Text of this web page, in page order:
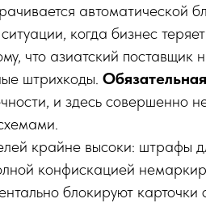
автоматической
когда бизнес
что азиатский поставщик
штрихкоды.
и здесь совершенно
крайне высоки: штрафы
конфискацией
блокируют